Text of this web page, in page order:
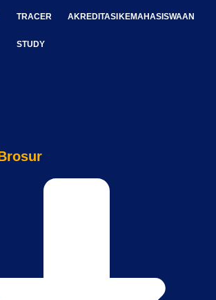
TRACER
STUDY
AKREDITASI KEMAHASISWAAN